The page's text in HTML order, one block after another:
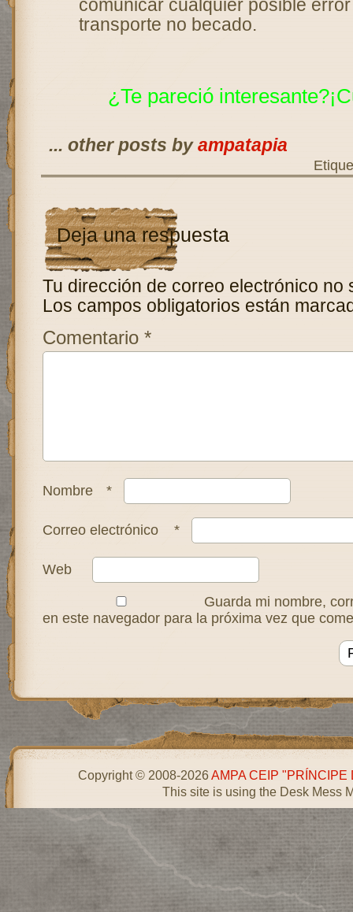
comunicar cualquier posible
transporte no becado.
¿Te pareció
... other posts byampatapia
Deja una respuesta
Tu dirección de correo electrónico no
Los campos obligatorios están
Comentario *
Nombre *
Correo electrónico *
Web
Guarda mi nombre,
en este navegador para la próxima vez que
Copyright © 2008-2026AMPA CEIP "PRÍNCIPE
This site is using the Desk Mess